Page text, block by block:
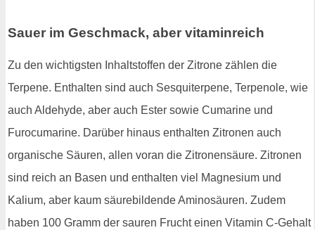
Sauer im Geschmack, aber vitaminreich
Zu den wichtigsten Inhaltstoffen der Zitrone zählen die
Terpene. Enthalten sind auch Sesquiterpene, Terpenole, wie
auch Aldehyde, aber auch Ester sowie Cumarine und
Furocumarine. Darüber hinaus enthalten Zitronen auch
organische Säuren, allen voran die Zitronensäure. Zitronen
sind reich an Basen und enthalten viel Magnesium und
Kalium, aber kaum säurebildende Aminosäuren. Zudem
haben 100 Gramm der sauren Frucht einen Vitamin C-Gehalt